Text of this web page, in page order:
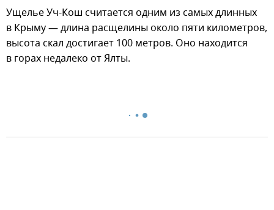
Ущелье Уч-Кош считается одним из самых длинных
в Крыму — длина расщелины около пяти километров,
высота скал достигает 100 метров. Оно находится
в горах недалеко от Ялты.